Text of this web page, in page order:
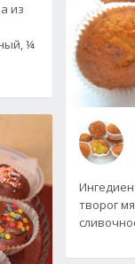
из
¼
творог